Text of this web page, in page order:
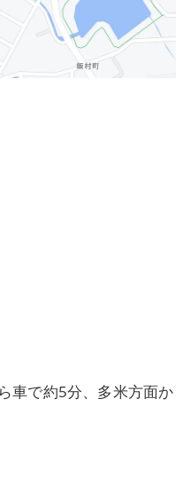
車で約5分、多米方面